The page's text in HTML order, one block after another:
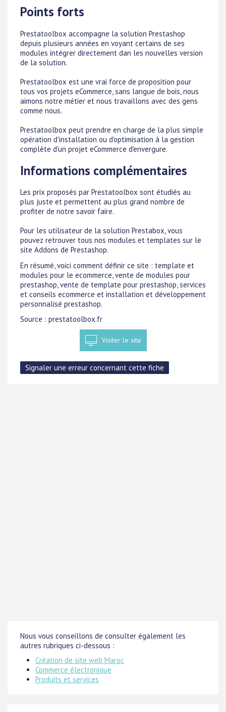
Points forts
Prestatoolbox accompagne la solution Prestashop
depuis plusieurs années en voyant certains de ses
modules intégrer directement dan les nouvelles version
de la solution.
Prestatoolbox est une vrai force de proposition pour
tous vos projets eCommerce, sans langue de bois, nous
aimons notre métier et nous travaillons avec des gens
comme nous.
Prestatoolbox peut prendre en charge de la plus simple
opération d'installation ou d'optimisation à la gestion
complète d'un projet eCommerce d'envergure.
Informations complémentaires
Les prix proposés par Prestatoolbox sont étudiés au
plus juste et permettent au plus grand nombre de
profiter de notre savoir faire.
Pour les utilisateur de la solution Prestabox, vous
pouvez retrouver tous nos modules et templates sur le
site Addons de Prestashop.
En résumé, voici comment définir ce site : template et
modules pour le ecommerce, vente de modules pour
prestashop, vente de template pour prestashop, services
et conseils ecommerce et installation et développement
personnalisé prestashop.
Source : prestatoolbox.fr
Visiter le site
Nous vous conseillons de consulter également les
autres rubriques ci-dessous :
Création de site web Maroc
Commerce électronique
Produits et services